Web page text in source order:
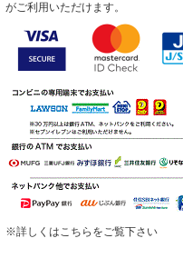
がご利用いただけます。
※詳しくはこちらをご覧下さい